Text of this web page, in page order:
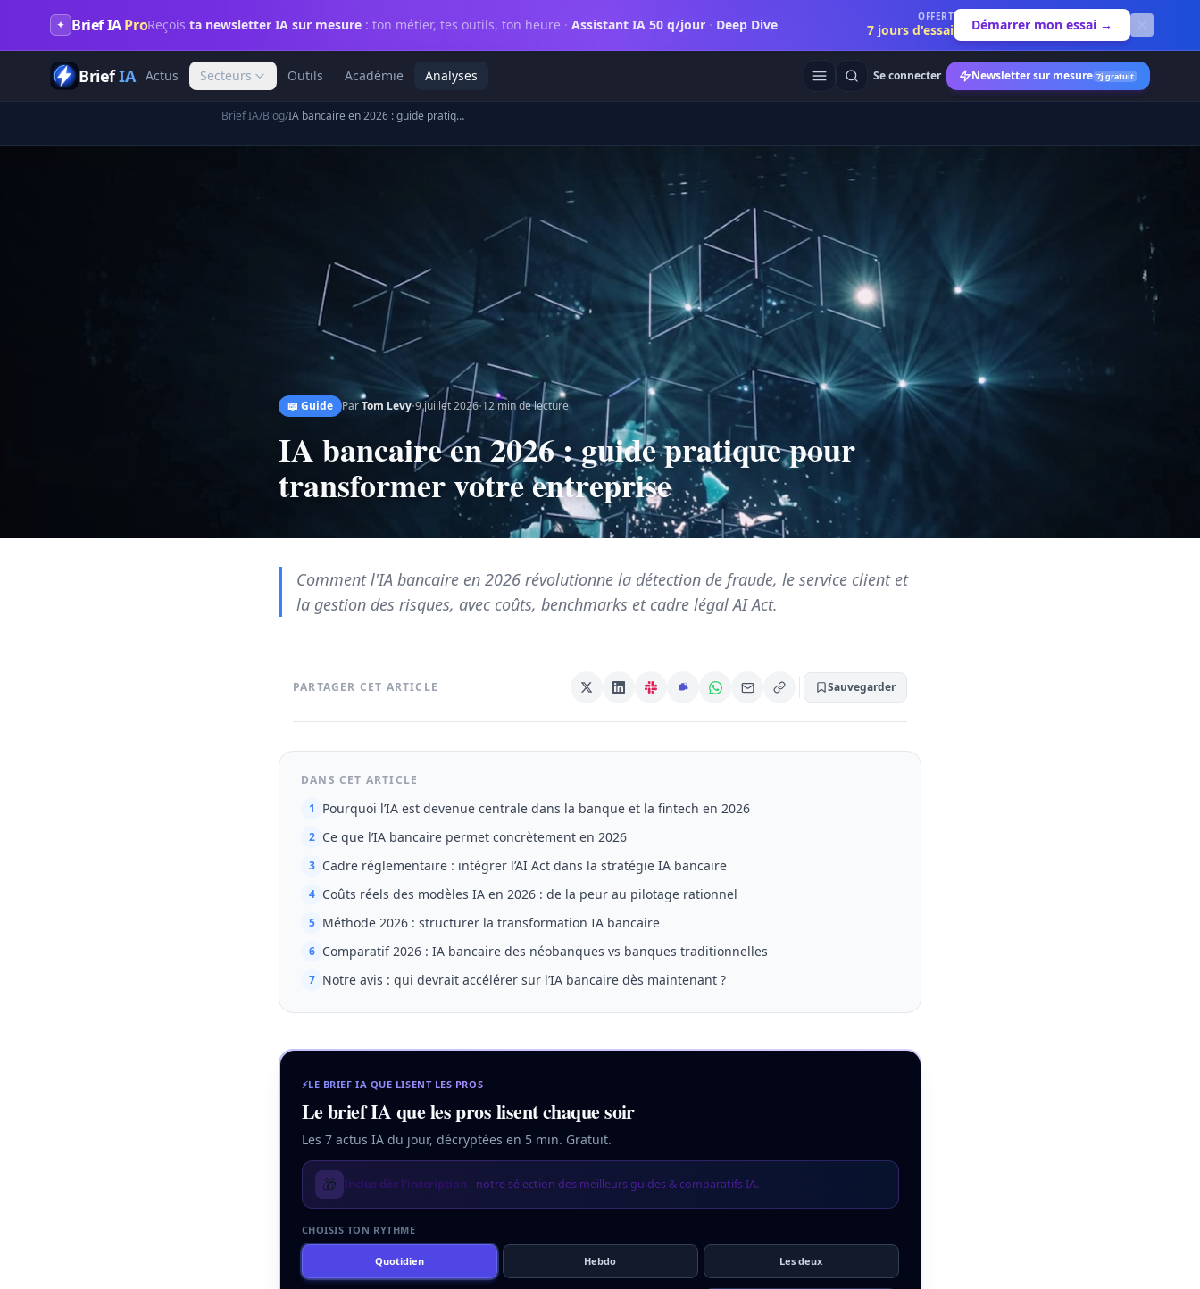
✦ Brief IAProReçois ta newsletter IA sur mesure : ton métier, tes outils, ton heure ·Assistant IA 50 q/jour · Deep Dive OFFERT
7 jours d'essai Démarrer mon essai →
BriefIA Actus Secteurs Outils Académie Analyses Se connecter Newsletter sur mesure 7j gratuit
Brief IA/Blog/ IA bancaire en 2026 : guide pratique pour transformer votre entreprise
📖 Guide ParTom Levy·9 juillet 2026·12min de lecture
IA bancaire en 2026 : guide pratique pour
transformer votre entreprise
Comment l'IA bancaire en 2026 révolutionne la détection de fraude, le service client et
la gestion des risques, avec coûts, benchmarks et cadre légal AI Act.
PARTAGER CET ARTICLE Sauvegarder
DANS CET ARTICLE
1
Pourquoi l’IA est devenue centrale dans la banque et la fintech en 2026
2 Ce que l’IA bancaire permet concrètement en 2026
3 Cadre réglementaire : intégrer l’AI Act dans la stratégie IA bancaire
4 Coûts réels des modèles IA en 2026 : de la peur au pilotage rationnel
5 Méthode 2026 : structurer la transformation IA bancaire
6 Comparatif 2026 : IA bancaire des néobanques vs banques traditionnelles
7 Notre avis : qui devrait accélérer sur l’IA bancaire dès maintenant ?
⚡LE BRIEF IA QUE LISENT LES PROS
Le brief IA que les pros lisent chaque soir
Les 7 actus IA du jour, décryptées en 5 min. Gratuit.
🎁 Inclus dès l'inscription : notre sélection des meilleurs guides & comparatifs IA.
CHOISIS TON RYTHME
Quotidien Hebdo Les deux